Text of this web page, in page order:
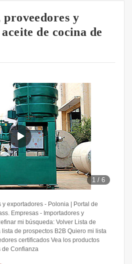
y
de cocina de
1 /6
y exportadores - Polonia | Portal de
Empresas - Importadores y
mi búsqueda: Volver Lista de
de prospectos B2B Quiero mi lista
certificados Vea los productos
de Confianza